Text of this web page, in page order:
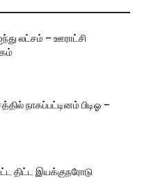
லட்சம் – ஊராட்சி
நாகப்பட்டினம் பிடிஓ –
திட்ட இயக்குநரோடு